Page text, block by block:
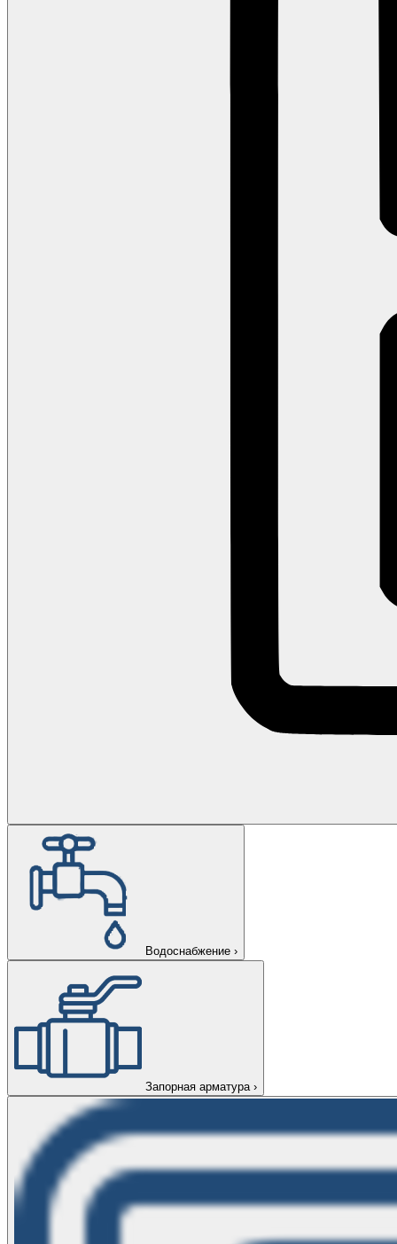
Водоснабжение ›
Запорная арматура ›